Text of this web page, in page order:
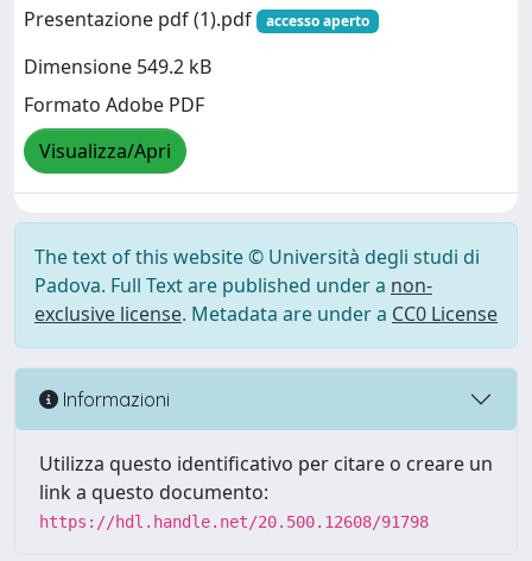
Presentazione pdf (1).pdf
accesso aperto
Dimensione 549.2 kB
Formato Adobe PDF
Visualizza/Apri
The text of this website © Università degli studi di
Padova. Full Text are published under a non-
exclusive license. Metadata are under a CC0 License
Informazioni
Utilizza questo identificativo per citare o creare un
link a questo documento:
https://hdl.handle.net/20.500.12608/91798